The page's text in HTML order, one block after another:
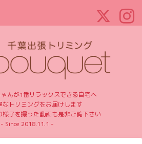
んが1番リラックスできる自宅へ
なトリミングをお届けします
様子を撮った動画も是非ご覧下さい
- Since 2018.11.1 -